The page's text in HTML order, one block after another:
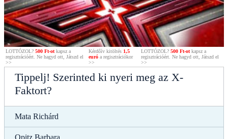
LOTTÓZOL? 500 Ft-otkapsz a
regisztrációért. Ne hagyd ott, Játszd el
>>
Kérdőív kitöltés 1,5
euró a regisztrációkor
>>
LOTTÓZOL? 500 Ft-otkapsz a
regisztrációért. Ne hagyd ott, Játszd el
>>